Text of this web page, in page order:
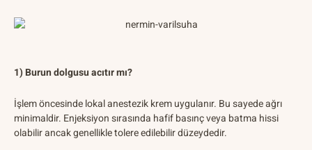
1) Burun dolgusu acıtır mı?
İşlem öncesinde lokal anestezik krem uygulanır. Bu sayede ağrı
minimaldir. Enjeksiyon sırasında hafif basınç veya batma hissi
olabilir ancak genellikle tolere edilebilir düzeydedir.